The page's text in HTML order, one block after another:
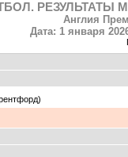
РЕЗУЛЬТАТЫ
Англия
Дата: 1 января